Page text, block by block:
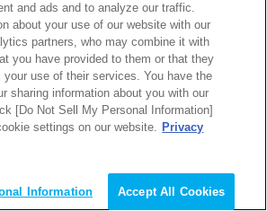
ンターは、障がいのある方に
ビリテーションを提供してい
独立行政法人高齢・障害・求
が運営しており、各都道府県
れているほか、東京や北海道
地域もあります。
テーション計画にそって、
and ads and to analyze our traffic.
about your use of our website with our
partners, who may combine it with
you have provided to them or that they
your use of their services. You have the
sharing information about you with our
[Do Not Sell My Personal Information]
settings on our website. Privacy
Information Accept All Cookies